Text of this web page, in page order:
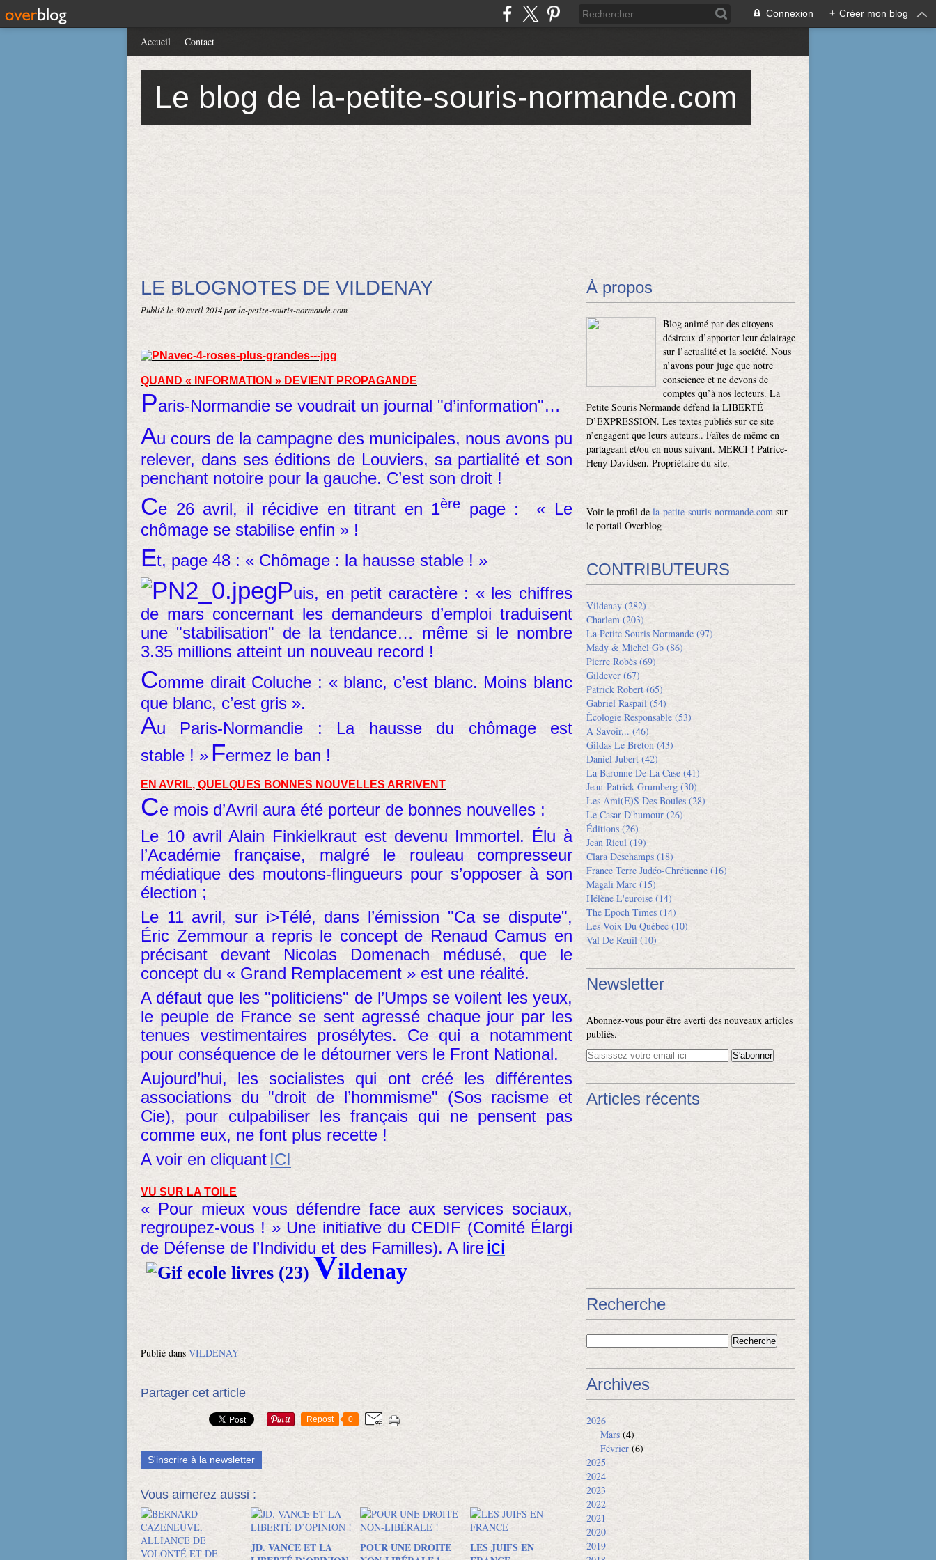
Connexion + Créer mon blog
Le blog de la-petite-souris-normande.com
Accueil Contact
LE BLOGNOTES DE VILDENAY
Publié le 30 avril 2014par la-petite-souris-normande.com
QUAND « INFORMATION » DEVIENT PROPAGANDE
Paris-Normandie se voudrait un journal "d’information"…
Au cours de la campagne des municipales, nous avons pu
relever, dans ses éditions de Louviers, sa partialité et son
penchant notoire pour la gauche. C’est son droit !
Ce 26 avril, il récidive en titrant en 1ère
page : « Le
chômage se stabilise enfin » !
Et, page 48 : « Chômage : la hausse stable ! »
Puis, en petit caractère : « les chiffres
de mars concernant les demandeurs d’emploi traduisent
une "stabilisation" de la tendance… même si le nombre
3.35 millions atteint un nouveau record !
Comme dirait Coluche : « blanc, c’est blanc. Moins blanc
que blanc, c’est gris ».
Au Paris-Normandie : La hausse du chômage est
stable ! » Fermez le ban !
EN AVRIL, QUELQUES BONNES NOUVELLES ARRIVENT
Ce mois d’Avril aura été porteur de bonnes nouvelles :
Le 10 avril Alain Finkielkraut est devenu Immortel. Élu à
l’Académie française, malgré le rouleau compresseur
médiatique des moutons-flingueurs pour s’opposer à son
élection ;
Le 11 avril, sur i>Télé, dans l’émission "Ca se dispute",
Éric Zemmour a repris le concept de Renaud Camus en
précisant devant Nicolas Domenach médusé, que le
concept du « Grand Remplacement » est une réalité.
A défaut que les "politiciens" de l’Umps se voilent les yeux,
le peuple de France se sent agressé chaque jour par les
tenues vestimentaires prosélytes. Ce qui a notamment
pour conséquence de le détourner vers le Front National.
Aujourd’hui, les socialistes qui ont créé les différentes
associations du "droit de l’hommisme" (Sos racisme et
Cie), pour culpabiliser les français qui ne pensent pas
comme eux, ne font plus recette !
A voir en cliquant ICI
VU SUR LA TOILE
« Pour mieux vous défendre face aux services sociaux,
regroupez-vous ! » Une initiative du CEDIF (Comité Élargi
de Défense de l’Individu et des Familles). A lireici
Vildenay
Publié dans VILDENAY
Partager cet article
Repost 0
S'inscrire à la newsletter
Vous aimerez aussi :
JD. VANCE ET LA
POUR UNE DROITE
LES JUIFS EN
À propos
Blog animé par des citoyens
désireux d’apporter leur éclairage
sur l’actualité et la société. Nous
n’avons pour juge que notre
conscience et ne devons de
comptes qu’à nos lecteurs. La
Petite Souris Normande défend la LIBERTÉ
D’EXPRESSION. Les textes publiés sur ce site
n’engagent que leurs auteurs.. Faîtes de même en
partageant et/ou en nous suivant. MERCI ! Patrice-
Heny Davidsen. Propriétaire du site.
Voir le profil de la-petite-souris-normande.com sur
le portail Overblog
CONTRIBUTEURS
Vildenay (282)
Charlem (203)
La Petite Souris Normande (97)
Mady & Michel Gb (86)
Pierre Robès (69)
Gildever (67)
Patrick Robert (65)
Gabriel Raspail (54)
Écologie Responsable (53)
A Savoir... (46)
Gildas Le Breton (43)
Daniel Jubert (42)
La Baronne De La Case (41)
Jean-Patrick Grumberg (30)
Les Ami(e)s Des Boules (28)
Le Casar D'humour (26)
Éditions (26)
Jean Rieul (19)
Clara Deschamps (18)
France Terre Judéo-Chrétienne (16)
Magali Marc (15)
Hélène L'euroise (14)
The Epoch Times (14)
Les Voix Du Québec (10)
Val De Reuil (10)
Newsletter
Abonnez-vous pour être averti des nouveaux articles
publiés.
Articles récents
Recherche
Archives
2026
Mars (4)
Février (6)
2025
2024
2023
2022
2021
2020
2019